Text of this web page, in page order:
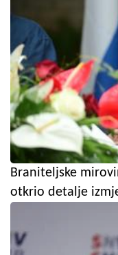
Braniteljske
otkrio detalje